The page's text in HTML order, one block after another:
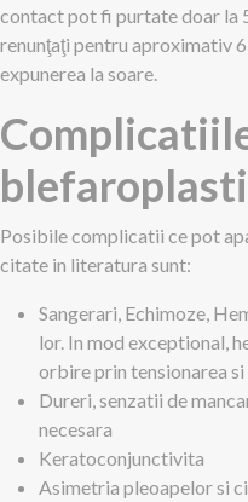
contact pot fi purtate doar la
renunţaţi pentru aproximativ
expunerea la soare.
Posibile complicatii ce pot
citate in literatura sunt:
Sangerari, Echimoze,
lor. In mod exceptional,
orbire prin tensionarea
Dureri, senzatii de
necesara
Keratoconjunctivita
Asimetria pleoapelor si